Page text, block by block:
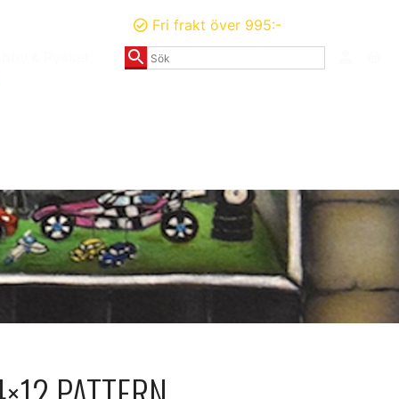
Fri frakt över 995:-